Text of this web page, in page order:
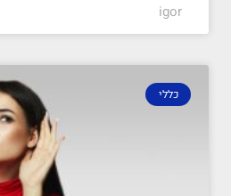
igor
כללי